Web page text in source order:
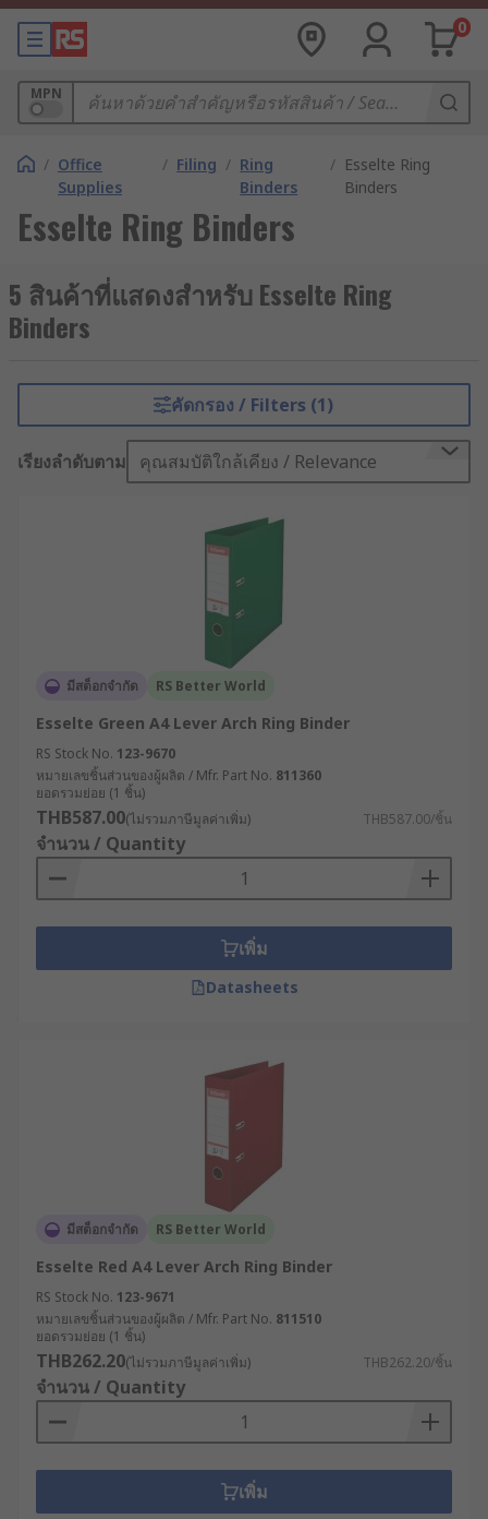
0
MPN
/ Office
Supplies
/ Filing / Ring
Binders
/ Esselte Ring
Binders
Esselte Ring Binders
5 สินค้าที่แสดงสำหรับ Esselte Ring
Binders
คัดกรอง / Filters (1)
เรียงลำดับตาม คุณสมบัติใกล้เคียง / Relevance
มีสต็อกจำกัด RS Better World
Esselte Green A4 Lever Arch Ring Binder
RS Stock No. 123-9670
หมายเลขชิ้นส่วนของผู้ผลิต / Mfr. Part No. 811360
ยอดรวมย่อย (1 ชิ้น)
THB587.00(ไม่รวมภาษีมูลค่าเพิ่ม) THB587.00/ชิ้น
จำนวน / Quantity
เพิ่ม
Datasheets
มีสต็อกจำกัด RS Better World
Esselte Red A4 Lever Arch Ring Binder
RS Stock No. 123-9671
หมายเลขชิ้นส่วนของผู้ผลิต / Mfr. Part No. 811510
ยอดรวมย่อย (1 ชิ้น)
THB262.20(ไม่รวมภาษีมูลค่าเพิ่ม) THB262.20/ชิ้น
จำนวน / Quantity
เพิ่ม